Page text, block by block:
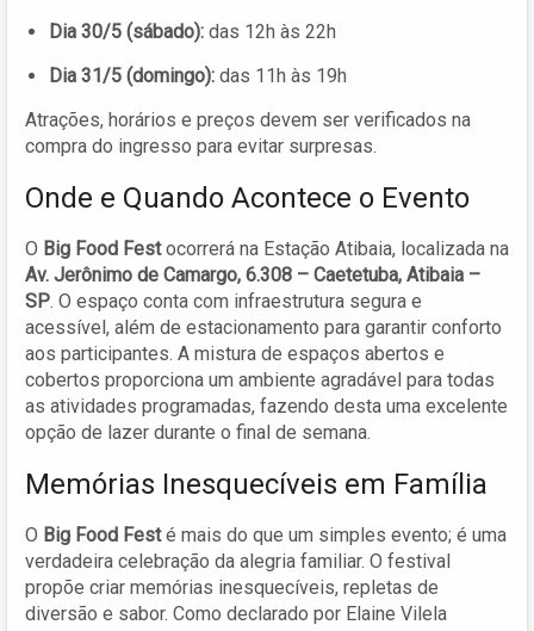
Dia 30/5 (sábado): das 12h às 22h
Dia 31/5 (domingo): das 11h às 19h
Atrações, horários e preços devem ser verificados na
compra do ingresso para evitar surpresas.
Onde e Quando Acontece o Evento
O Big Food Festocorrerá na Estação Atibaia, localizada na
Av. Jerônimo de Camargo, 6.308 – Caetetuba, Atibaia –
SP. O espaço conta com infraestrutura segura e
acessível, além de estacionamento para garantir conforto
aos participantes. A mistura de espaços abertos e
cobertos proporciona um ambiente agradável para todas
as atividades programadas, fazendo desta uma excelente
opção de lazer durante o final de semana.
Memórias Inesquecíveis em Família
O Big Food Festé mais do que um simples evento; é uma
verdadeira celebração da alegria familiar. O festival
propõe criar memórias inesquecíveis, repletas de
diversão e sabor. Como declarado por Elaine Vilela